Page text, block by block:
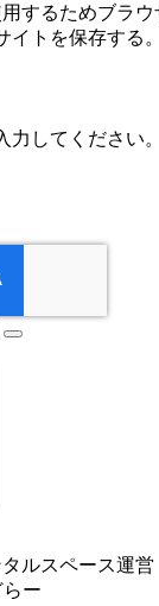
するためブラ
トを保存する。
力してください。
ルスペース運営
ー